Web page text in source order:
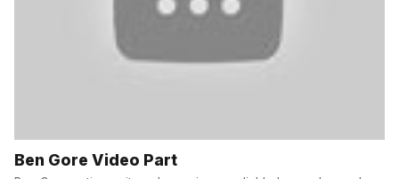
Ben Gore Video Part